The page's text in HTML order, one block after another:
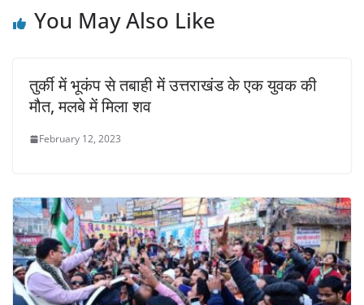
You May Also Like
तुर्की में भूकंप से तबाही में उत्तराखंड के एक युवक की
मौत, मलबे में मिला शव
February 12, 2023